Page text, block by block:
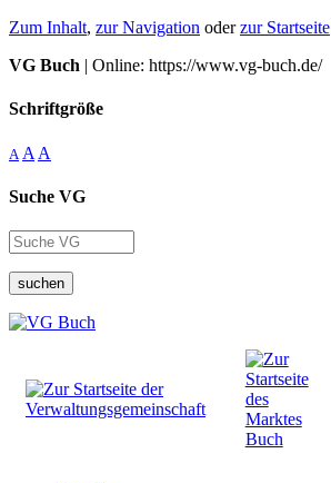
Zum Inhalt, zur Navigation oderzur Startseite
VG Buch | Online: https://www.vg-buch.de/
Schriftgröße
A A A
Suche VG
suchen